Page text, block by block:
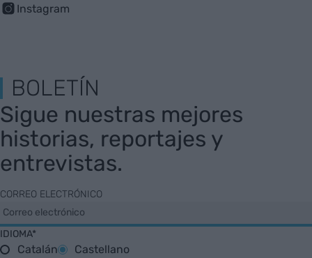
Instagram
BOLETÍN
Sigue nuestras mejores
historias, reportajes y
entrevistas.
CORREO ELECTRÓNICO
IDIOMA*
Catalán
Castellano